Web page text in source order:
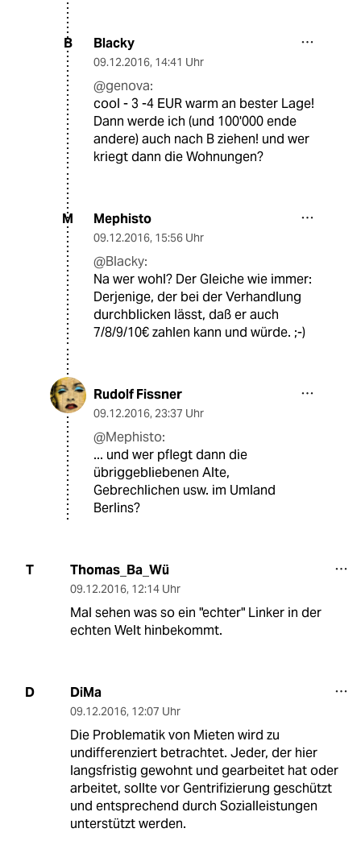
B Blacky
09.12.2016, 14:41 Uhr
@genova:
cool - 3 -4 EUR warm an bester Lage!
Dann werde ich (und 100'000 ende
andere) auch nach B ziehen! und wer
kriegt dann die Wohnungen?
M Mephisto
09.12.2016, 15:56 Uhr
@Blacky:
Na wer wohl? Der Gleiche wie immer:
Derjenige, der bei der Verhandlung
durchblicken lässt, daß er auch
7/8/9/10€ zahlen kann und würde. ;-)
Rudolf Fissner
09.12.2016, 23:37 Uhr
@Mephisto:
... und wer pflegt dann die
übriggebliebenen Alte,
Gebrechlichen usw. im Umland
Berlins?
T Thomas_Ba_Wü
09.12.2016, 12:14 Uhr
Mal sehen was so ein "echter" Linker in der
echten Welt hinbekommt.
D DiMa
09.12.2016, 12:07 Uhr
Die Problematik von Mieten wird zu
undifferenziert betrachtet. Jeder, der hier
langsfristig gewohnt und gearbeitet hat oder
arbeitet, sollte vor Gentrifizierung geschützt
und entsprechend durch Sozialleistungen
unterstützt werden.